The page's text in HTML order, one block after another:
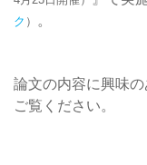
ク ） 。
論文の内容に興味
ご覧ください。